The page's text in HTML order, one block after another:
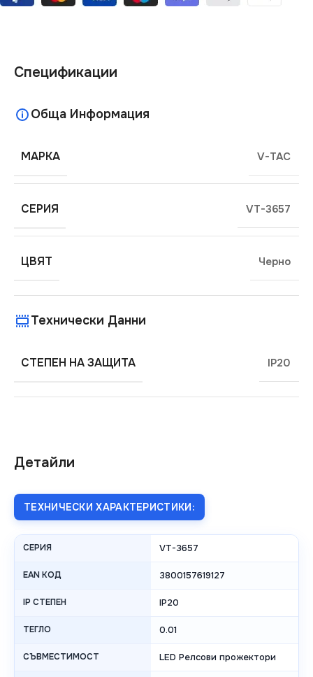
Детайли
ТЕХНИЧЕСКИ ХАРАКТЕРИСТИКИ:
СЕРИЯ VT-3657
EAN КОД 3800157619127
IP СТЕПЕН IP20
ТЕГЛО 0.01
СЪВМЕСТИМОСТ LED Релсови прожектори
Спецификации
Обща Информация
МАРКА V-TAC
СЕРИЯ VT-3657
ЦВЯТ Черно
Технически Данни
СТЕПЕН НА ЗАЩИТА IP20